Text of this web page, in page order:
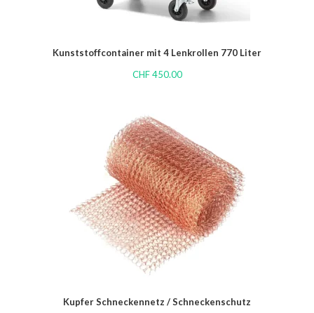
Kunststoffcontainer mit 4 Lenkrollen 770 Liter
CHF450.00
Kupfer Schneckennetz / Schneckenschutz